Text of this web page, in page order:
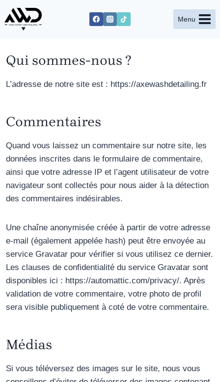
Aller
au
contenu
Menu
Qui sommes-nous ?
L’adresse de notre site est : https://axewashdetailing.fr
Commentaires
Quand vous laissez un commentaire sur notre site, les
données inscrites dans le formulaire de commentaire,
ainsi que votre adresse IP et l’agent utilisateur de votre
navigateur sont collectés pour nous aider à la détection
des commentaires indésirables.
Une chaîne anonymisée créée à partir de votre adresse
e-mail (également appelée hash) peut être envoyée au
service Gravatar pour vérifier si vous utilisez ce dernier.
Les clauses de confidentialité du service Gravatar sont
disponibles ici : https://automattic.com/privacy/. Après
validation de votre commentaire, votre photo de profil
sera visible publiquement à coté de votre commentaire.
Médias
Si vous téléversez des images sur le site, nous vous